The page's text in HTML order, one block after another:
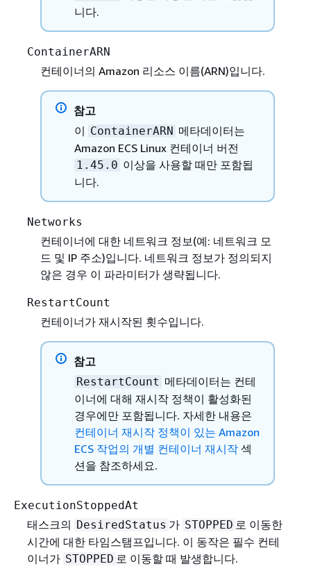
니다.
ContainerARN
컨테이너의 Amazon 리소스 이름(ARN)입니다.
참고
이 ContainerARN 메타데이터는
Amazon ECS Linux 컨테이너 버전
1.45.0 이상을 사용할 때만 포함됩
니다.
Networks
컨테이너에 대한 네트워크 정보(예: 네트워크 모
드 및 IP 주소)입니다. 네트워크 정보가 정의되지
않은 경우 이 파라미터가 생략됩니다.
RestartCount
컨테이너가 재시작된 횟수입니다.
참고
RestartCount 메타데이터는 컨테
이너에 대해 재시작 정책이 활성화된
경우에만 포함됩니다. 자세한 내용은
컨테이너 재시작 정책이 있는 Amazon
ECS 작업의 개별 컨테이너 재시작섹
션을 참조하세요.
ExecutionStoppedAt
태스크의 DesiredStatus 가 STOPPED 로 이동한
시간에 대한 타임스탬프입니다. 이 동작은 필수 컨테
이너가 STOPPED 로 이동할 때 발생합니다.